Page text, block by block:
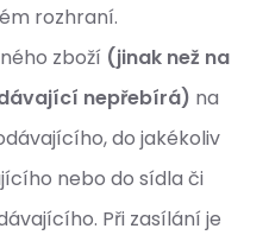
rozhraní.
zboží (jinak než na
nepřebírá) na
do jakékoliv
nebo do sídla či
Při zasílání je